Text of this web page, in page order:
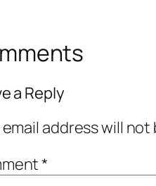
a Reply
email address will
*